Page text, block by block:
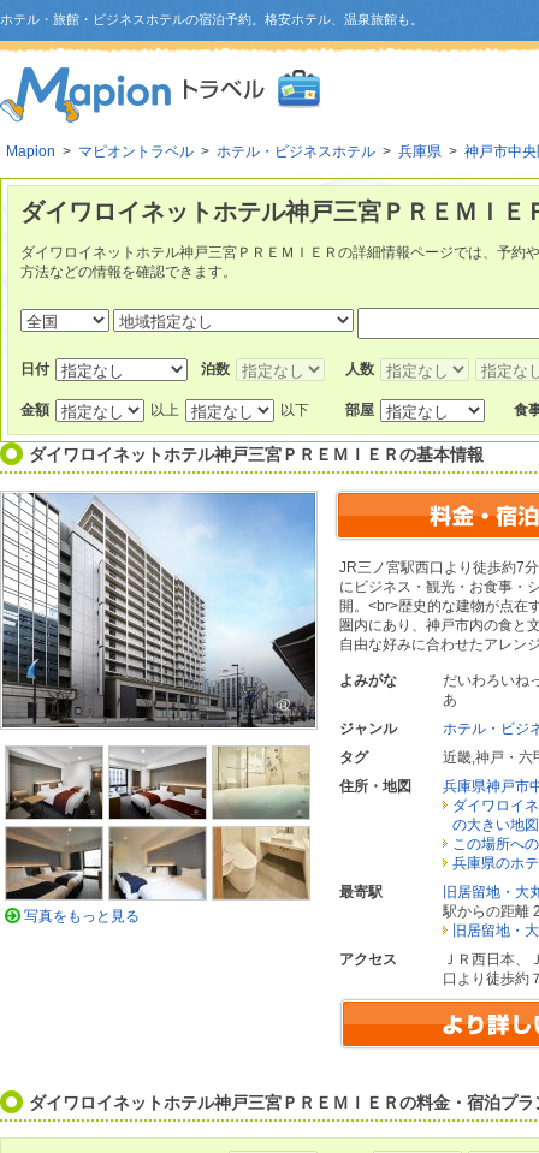
ホテル・旅館・ビジネスホテルの宿泊予約。格安ホテル、温泉旅館も。
Mapion > マピオントラベル > ホテル・ビジネスホテル > 兵庫県 > 神戸市中
ダイワロイネットホテル神戸三宮ＰＲＥＭＩＥ
ダイワロイネットホテル神戸三宮ＰＲＥＭＩＥＲの詳細情報ページでは、予約
方法などの情報を確認できます。
日付 泊数 人数
金額 以上 以下 部屋 食
ダイワロイネットホテル神戸三宮ＰＲＥＭＩＥＲの基本情報
JR三ノ宮駅西口より徒歩約7
にビジネス・観光・お食事・
開。<br>歴史的な建物が点在
圏内にあり、神戸市内の食と
自由な好みに合わせたアレン
よみがな
だいわろいね
あ
ジャンル
ホテル・ビジ
タグ
近畿,神戸・六
住所・地図
兵庫県神戸市
ダイワロイ
の大きい地図
この場所へ
兵庫県のホ
最寄駅
旧居留地・大
駅からの距離
旧居留地・
アクセス
ＪＲ西日本、
口より徒歩約
写真をもっと見る
ダイワロイネットホテル神戸三宮ＰＲＥＭＩＥＲの料金・宿泊プラ